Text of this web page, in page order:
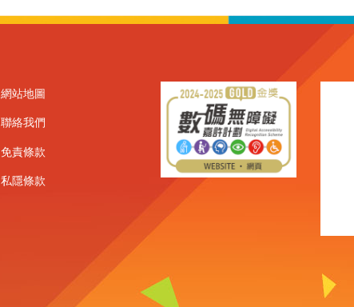
網站地圖
聯絡我們
免責條款
私隱條款